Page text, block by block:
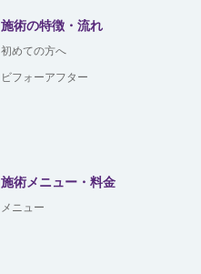
施術の特徴・流れ
初めての方へ
ビフォーアフター
施術メニュー・料金
メニュー